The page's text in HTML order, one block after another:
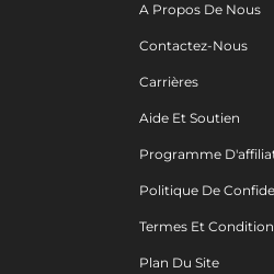
A Propos De Nous
Contactez-Nous
Carrières
Aide Et Soutien
Programme
Politique De
Termes Et
Plan Du Site